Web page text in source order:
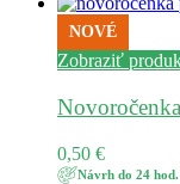
NOVÉ
Zobraziť
0,50 €
Návrh do 24 hod.